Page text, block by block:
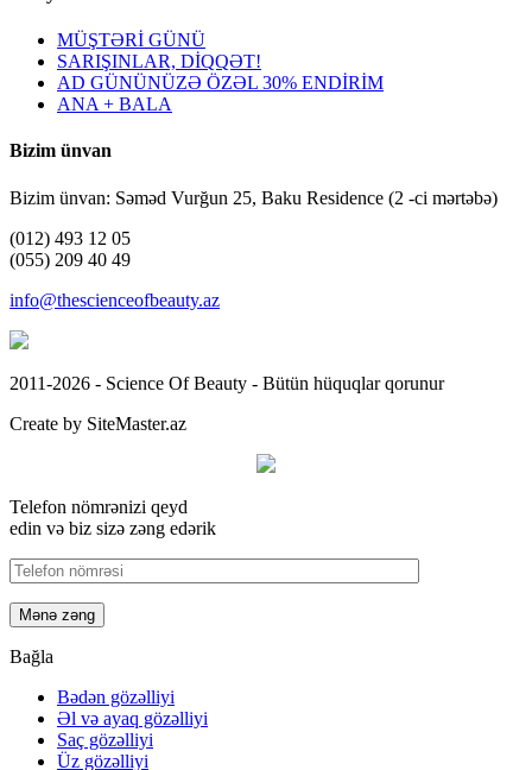
MÜŞTƏRİ GÜNÜ
SARIŞINLAR, DİQQƏT!
AD GÜNÜNÜZƏ ÖZƏL 30% ENDİRİM
ANA + BALA
Bizim ünvan
Bizim ünvan: Səməd Vurğun 25, Baku Residence (2 -ci mərtəbə)
(012) 493 12 05
(055) 209 40 49
info@thescienceofbeauty.az
2011-2026 - Science Of Beauty - Bütün hüquqlar qorunur
Create by SiteMaster.az
Telefon nömrənizi qeyd
edin və biz sizə zəng edərik
Bağla
Bədən gözəlliyi
Əl və ayaq gözəlliyi
Saç gözəlliyi
Üz gözəlliyi